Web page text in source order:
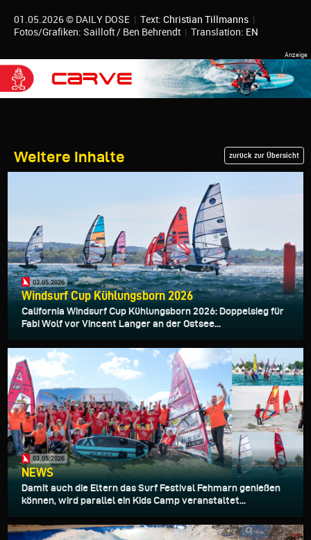
01.05.2026 © DAILY DOSE | Text: Christian Tillmanns |
Fotos/Grafiken: Sailloft / Ben Behrendt | Translation: EN
Weitere Inhalte zurück zur Übersicht
03.05.2026
Windsurf Cup Kühlungsborn 2026
California Windsurf Cup Kühlungsborn 2026: Doppelsieg für
Fabi Wolf vor Vincent Langer an der Ostsee...
03.05.2026
NEWS
Damit auch die Eltern das Surf Festival Fehmarn genießen
können, wird parallel ein Kids Camp veranstaltet...